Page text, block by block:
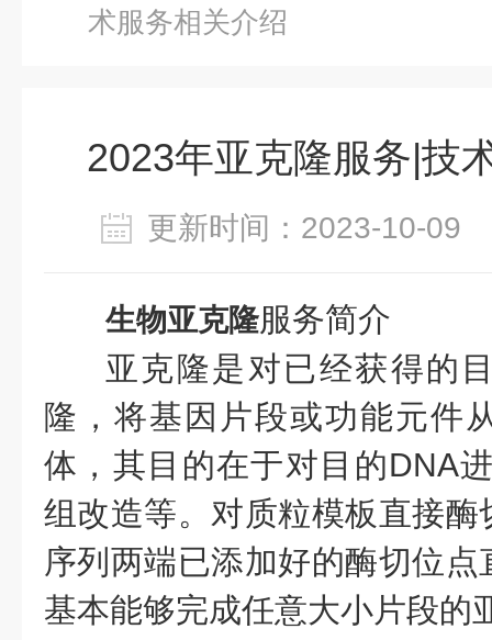
术服务相关介绍
2023年亚克隆服务|技
更新时间：2023-10-
生物亚克隆服务简介
亚克隆是对已经获得的
隆，将基因片段或功能元件
体， 其目的在于对目的DNA
组改造等。对质粒模板直接
序列两端已添加好的酶切位
基本能够完成任意大小片段的